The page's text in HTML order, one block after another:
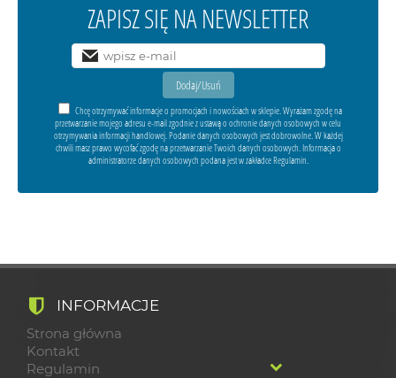
ZAPISZ SIĘ NA NEWSLETTER
Chcę otrzymywać informacje o promocjach i nowościach w sklepie. Wyrażam zgodę na
przetwarzanie mojego adresu e-mail zgodnie z ustawą o ochronie danych osobowych w celu
otrzymywania informacji handlowej. Podanie danych osobowych jest dobrowolne. W każdej
chwili masz prawo wycofać zgodę na przetwarzanie Twoich danych osobowych. Informacja o
administratorze danych osobowych podana jest w zakładce Regulamin.
INFORMACJE
Strona główna
Kontakt
Regulamin